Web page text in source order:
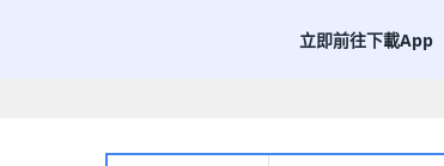
立即前往下載App